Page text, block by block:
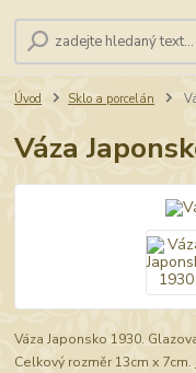
Úvod Sklo a porcelán
Váza
Váza Japonsko 1930.
Celkový rozměr 13cm x 7cm.